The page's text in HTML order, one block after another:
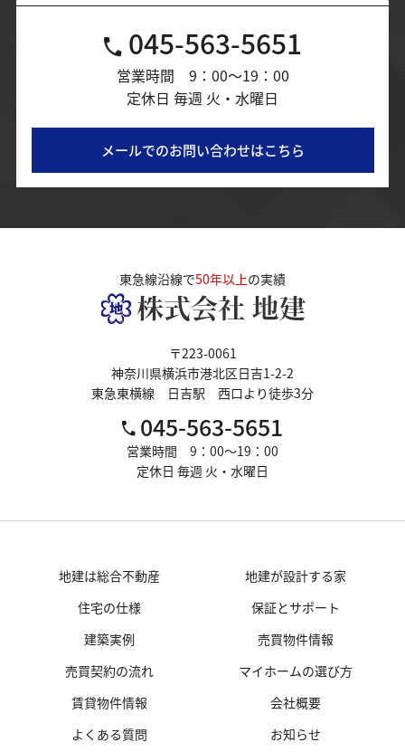
045-563-5651
営業時間 9：00～19：00
定休日 毎週 火・水曜日
メールでのお問い合わせはこちら
東急線沿線で50年以上の実績
〒223-0061
神奈川県横浜市港北区日吉1-2-2
東急東横線 日吉駅 西口より徒歩3分
045-563-5651
営業時間 9：00～19：00
定休日 毎週 火・水曜日
地建は総合不動産
地建が設計する家
住宅の仕様
保証とサポート
建築実例
売買物件情報
売買契約の流れ
マイホームの選び方
賃貸物件情報
会社概要
よくある質問
お知らせ